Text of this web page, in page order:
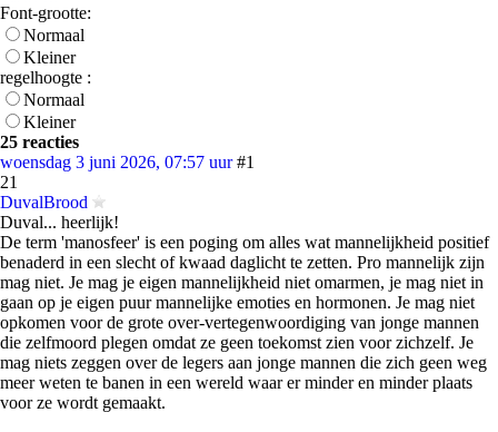
Font-grootte:
Normaal
Kleiner
regelhoogte :
Normaal
Kleiner
25 reacties
woensdag 3 juni 2026, 07:57 uur #1
21
DuvalBrood
Duval... heerlijk!
De term 'manosfeer' is een poging om alles wat mannelijkheid positief
benaderd in een slecht of kwaad daglicht te zetten. Pro mannelijk zijn
mag niet. Je mag je eigen mannelijkheid niet omarmen, je mag niet in
gaan op je eigen puur mannelijke emoties en hormonen. Je mag niet
opkomen voor de grote over-vertegenwoordiging van jonge mannen
die zelfmoord plegen omdat ze geen toekomst zien voor zichzelf. Je
mag niets zeggen over de legers aan jonge mannen die zich geen weg
meer weten te banen in een wereld waar er minder en minder plaats
voor ze wordt gemaakt.